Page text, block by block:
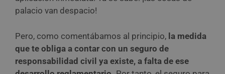
palacio van despacio!
Pero, como comentábamos al principio, la medida
que te obliga a contar con un seguro de
responsabilidad civil ya existe, a falta de ese